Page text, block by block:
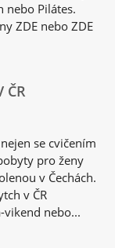
nebo Pilátes.
ZDE nebo ZDE
ČR
se cvičením
pro ženy
v Čechách.
v ČR
nebo...